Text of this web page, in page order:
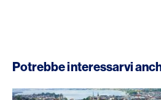
Potrebbe interessarvi